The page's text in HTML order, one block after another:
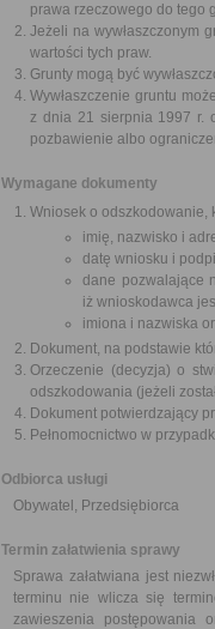
prawa rzeczowego do tego
Jeżeli na wywłaszczonym
wartości tych praw.
Grunty mogą być
Wywłaszczenie gruntu
z dnia 21 sierpnia 1997 r.
pozbawienie albo
Wymagane dokumenty
Wniosek o odszkodowanie,
imię, nazwisko i
datę wniosku i
dane pozwalające
iż wnioskodawca
imiona i nazwiska
Dokument, na podstawie
Orzeczenie (decyzja) o
odszkodowania (jeżeli
Dokument potwierdzający
Pełnomocnictwo w
Odbiorca usługi
Obywatel, Przedsiębiorca
Termin załatwienia sprawy
Sprawa załatwiana jest
terminu nie wlicza się
zawieszenia postępowania